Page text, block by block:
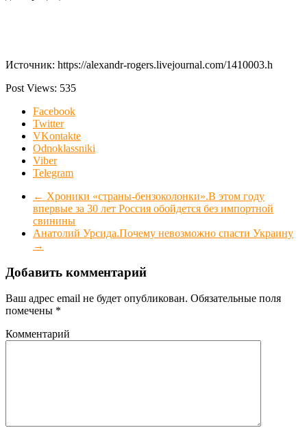
Источник: https://alexandr-rogers.livejournal.com/1410003.h
Post Views: 535
Facebook
Twitter
VKontakte
Odnoklassniki
Viber
Telegram
← Хроники «страны-бензоколонки».В этом году
впервые за 30 лет Россия обойдется без импортной
свинины
Анатолий Урсида.Почему невозможно спасти Украину
→
Добавить комментарий
Ваш адрес email не будет опубликован. Обязательные поля
помечены *
Комментарий